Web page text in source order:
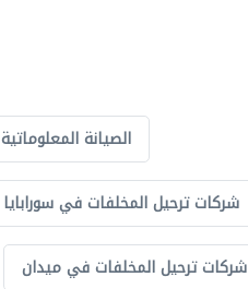
الصيانة المعلوماتية
شركات ترحيل المخلفات في سورابايا
شركات ترحيل المخلفات في ميدان